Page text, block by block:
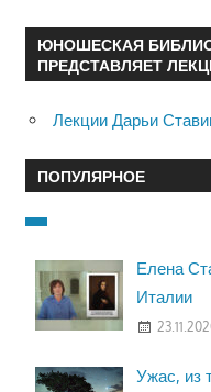
ЮНОШЕСКАЯ
ПРЕДСТАВЛЯЕТ
Лекции Дарьи
ПОПУЛЯРНОЕ
Елена
Италии
Ужас, из